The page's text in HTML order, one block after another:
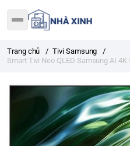
Trang chủ / Tivi Samsung
/
Smart Tivi Neo QLED Samsung AI 4K